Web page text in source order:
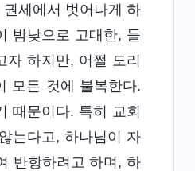
세에서 벗어나게 하
밤낮으로 고대한, 들
하지만, 어쩔 도리
모든 것에 불복한다.
때문이다. 특히 교회
는다고, 하나님이 자
반항하려고 하며, 하